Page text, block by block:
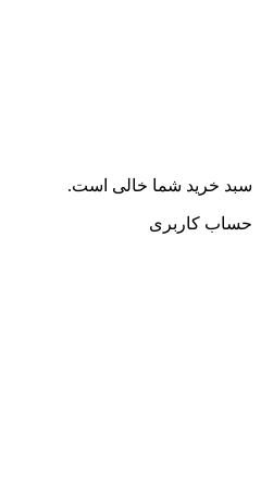
سبد خرید شما خالی است.
حساب کاربری